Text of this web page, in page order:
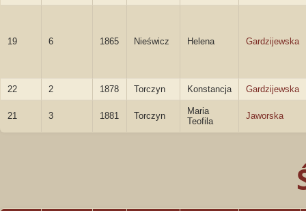
19 6 1865 Nieświcz Helena Gardzijewska
22 2 1878 Torczyn Konstancja Gardzijewska
21 3 1881 Torczyn
Maria
Teofila
Jaworska